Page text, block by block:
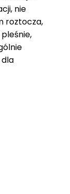
nie
roztocza,